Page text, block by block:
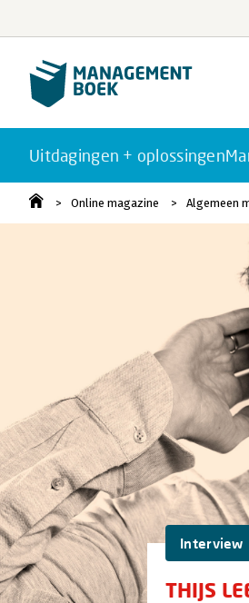
Uitdagingen + oplossingen
Online magazine Algemeen
Interview
THIJS